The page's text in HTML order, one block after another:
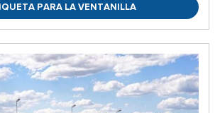
PARA LA VENTANILLA